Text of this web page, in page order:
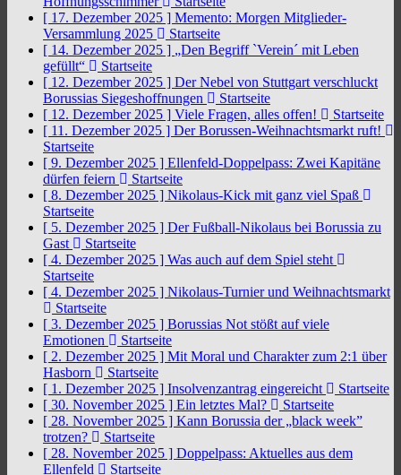
[ 17. Dezember 2025 ] Memento: Morgen Mitglieder-
Versammlung 2025
Startseite
[ 14. Dezember 2025 ] „Den Begriff `Verein´ mit Leben
gefüllt“
Startseite
[ 12. Dezember 2025 ] Der Nebel von Stuttgart verschluckt
Borussias Siegeshoffnungen
Startseite
[ 12. Dezember 2025 ] Viele Fragen, alles offen!
Startseite
[ 11. Dezember 2025 ] Der Borussen-Weihnachtsmarkt ruft!
Startseite
[ 9. Dezember 2025 ] Ellenfeld-Doppelpass: Zwei Kapitäne
dürfen feiern
Startseite
[ 8. Dezember 2025 ] Nikolaus-Kick mit ganz viel Spaß
Startseite
[ 5. Dezember 2025 ] Der Fußball-Nikolaus bei Borussia zu
Gast
Startseite
[ 4. Dezember 2025 ] Was auch auf dem Spiel steht
Startseite
[ 4. Dezember 2025 ] Nikolaus-Turnier und Weihnachtsmarkt
Startseite
[ 3. Dezember 2025 ] Borussias Not stößt auf viele
Emotionen
Startseite
[ 2. Dezember 2025 ] Mit Moral und Charakter zum 2:1 über
Hasborn
Startseite
[ 1. Dezember 2025 ] Insolvenzantrag eingereicht
Startseite
[ 30. November 2025 ] Ein letztes Mal?
Startseite
[ 28. November 2025 ] Kann Borussia der „black week”
trotzen?
Startseite
[ 28. November 2025 ] Doppelpass: Aktuelles aus dem
Ellenfeld
Startseite